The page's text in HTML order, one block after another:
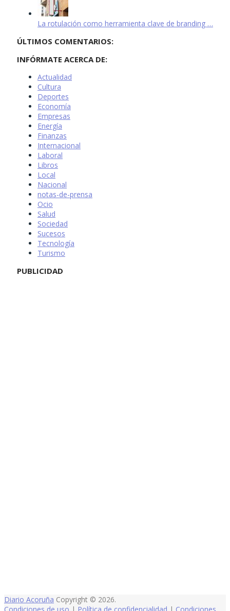
La rotulación como herramienta clave de branding …
ÚLTIMOS COMENTARIOS:
INFÓRMATE ACERCA DE:
Actualidad
Cultura
Deportes
Economía
Empresas
Energía
Finanzas
Internacional
Laboral
Libros
Local
Nacional
notas-de-prensa
Ocio
Salud
Sociedad
Sucesos
Tecnología
Turismo
PUBLICIDAD
Diario Acoruña Copyright © 2026.